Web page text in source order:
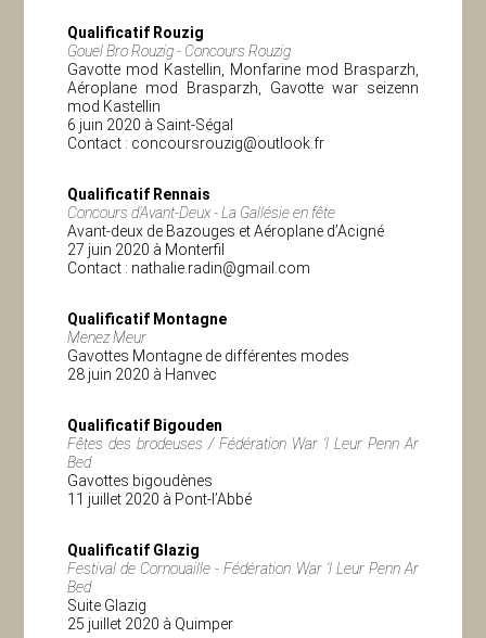
Qualificatif Rouzig
Gouel Bro Rouzig - Concours Rouzig
Gavotte mod Kastellin, Monfarine mod Brasparzh,
Aéroplane mod Brasparzh, Gavotte war seizenn
mod Kastellin
6 juin 2020 à Saint-Ségal
Contact : concoursrouzig@outlook.fr
Qualificatif Rennais
Concours d’Avant-Deux - La Gallésie en fête
Avant-deux de Bazouges et Aéroplane d’Acigné
27 juin 2020 à Monterfil
Contact : nathalie.radin@gmail.com
Qualificatif Montagne
Menez Meur
Gavottes Montagne de différentes modes
28 juin 2020 à Hanvec
Qualificatif Bigouden
Fêtes des brodeuses / Fédération War ‘l Leur Penn Ar
Bed
Gavottes bigoudènes
11 juillet 2020 à Pont-l’Abbé
Qualificatif Glazig
Festival de Cornouaille - Fédération War ‘l Leur Penn Ar
Bed
Suite Glazig
25 juillet 2020 à Quimper